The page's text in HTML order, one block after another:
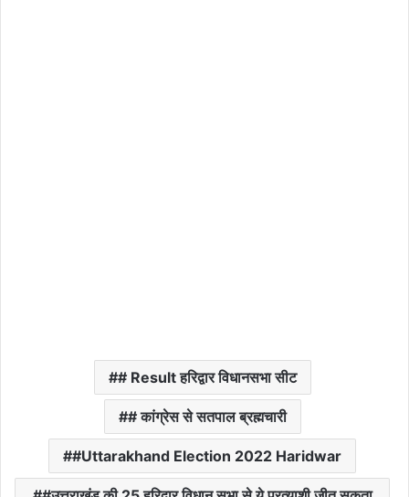
# Result हरिद्वार विधानसभा सीट
# कांग्रेस से सतपाल ब्रह्मचारी
#Uttarakhand Election 2022 Haridwar